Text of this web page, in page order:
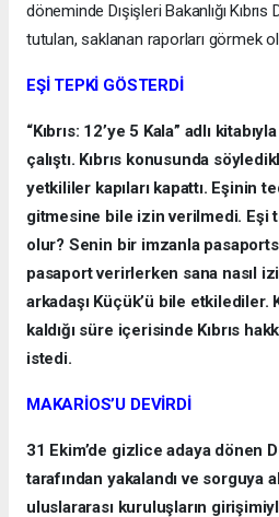
döneminde Dışişleri Bakanlığı
tutulan, saklanan raporları görmek
EŞİ TEPKİ GÖSTERDİ
“Kıbrıs: 12’ye 5 Kala” adlı
çalıştı. Kıbrıs konusunda
yetkililer kapıları kapattı. Eşinin
gitmesine bile izin verilmedi. Eşi
olur? Senin bir imzanla
pasaport verirlerken sana nasıl
arkadaşı Küçük’ü bile etkilediler.
kaldığı süre içerisinde Kıbrıs
istedi.
MAKARİOS’U DEVİRDİ
31 Ekim’de gizlice adaya dönen
tarafından yakalandı ve sorguya
uluslararası kuruluşların